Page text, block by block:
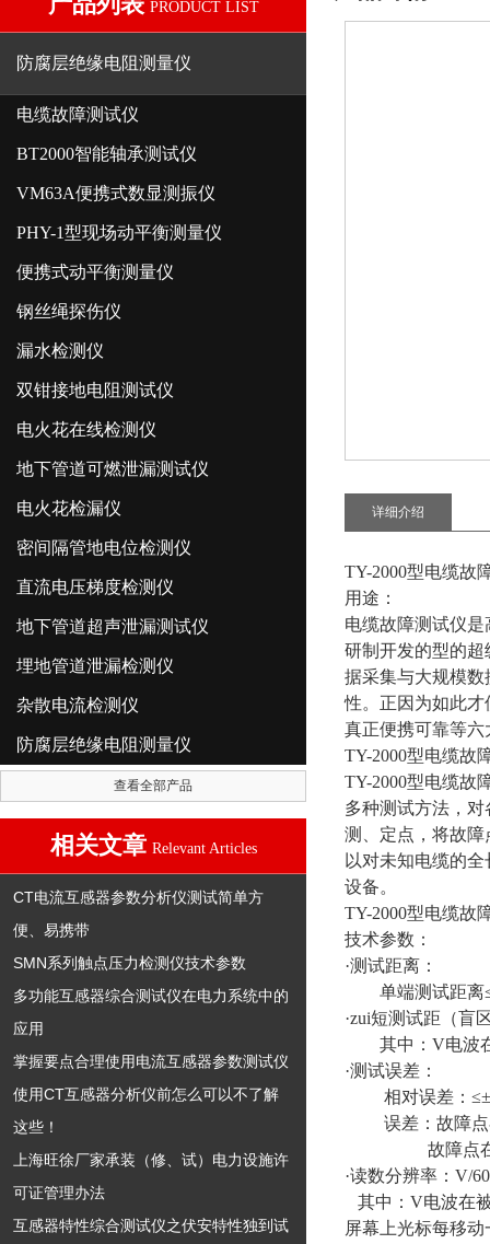
PRODUCT LIST
防腐层绝缘电阻测量仪
电缆故障测试仪
BT2000智能轴承测试仪
VM63A便携式数显测振仪
PHY-1型现场动平衡测量仪
便携式动平衡测量仪
钢丝绳探伤仪
漏水检测仪
双钳接地电阻测试仪
电火花在线检测仪
地下管道可燃泄漏测试仪
电火花检漏仪
密间隔管地电位检测仪
直流电压梯度检测仪
地下管道超声泄漏测试仪
埋地管道泄漏检测仪
杂散电流检测仪
防腐层绝缘电阻测量仪
查看全部产品
相关文章 Relevant Articles
CT电流互感器参数分析仪测试简单方
便、易携带
SMN系列触点压力检测仪技术参数
多功能互感器综合测试仪在电力系统中的
应用
掌握要点合理使用电流互感器参数测试仪
使用CT互感器分析仪前怎么可以不了解
这些！
上海旺徐厂家承装（修、试）电力设施许
可证管理办法
互感器特性综合测试仪之伏安特性独到试
详细介绍
TY-2000型电缆故
用途：
电缆故障测试仪
研制开发的型的
据采集与大规模
性。正因为如此才
真正便携可靠等六
TY-2000型电缆故
TY-2000型电缆故
多种测试方法，
测、定点，将故
以对未知电缆的
设备。
TY-2000型电缆故
技术参数：
·测试距离：
单端测试距离
·zui短测试距（盲
其中：V电波在
·测试误差：
相对误差：
误差：故障点
故障点在千
·读数分辨率：V/
其中：V电波在
屏幕上光标每移